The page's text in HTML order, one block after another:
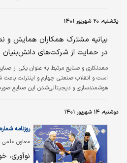
یکشنبه، ۲۰ شهریور ۱۴۰۱
بیانیه مشترک همکاران همایش و
در حمایت از شرکت‌های دانش‌بنیان
معدنکاری و صنایع مرتبط به عنوان یکی از
است و انقلاب صنعتی چهارم و اینترنت
هوشمندسازی و دیجیتالی‌شدن این صنایع
دوشنبه، ۱۴ شهریور ۱۴۰۱
معاون علمی
روزنامه شماره ۵۵۴۱
نوآوری،